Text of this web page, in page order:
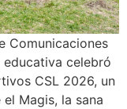
Comunicaciones
educativa celebró
CSL 2026, un
Magis, la sana